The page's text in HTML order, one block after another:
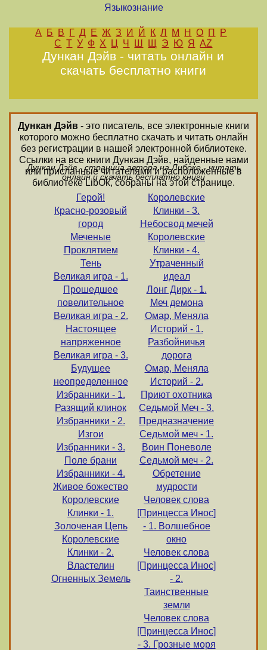
Языкознание
А Б В Г Д Е Ж З И Й К Л М Н О П
Р
С Т У Ф Х Ц Ч Ш Щ Э Ю Я AZ
Дункан Дэйв - читать онлайн и
скачать бесплатно книги
Дункан Дэйв - это писатель, все электронные книги
которого можно бесплатно скачать и читать онлайн
без регистрации в нашей электронной библиотеке.
Ссылки на все книги Дункан Дэйв, найденные нами
или присланные читателями и расположенные в
библиотеке LibOk, собраны на этой странице.
Дункан Дэйв - страница автора на Либоке - читать
онлайн и скачать бесплатно книги
Герой!
Красно-розовый
город
Меченые
Проклятием
Тень
Великая игра - 1.
Прошедшее
повелительное
Великая игра - 2.
Настоящее
напряженное
Великая игра - 3.
Будущее
неопределенное
Избранники - 1.
Разящий клинок
Избранники - 2.
Изгои
Избранники - 3.
Поле брани
Избранники - 4.
Живое божество
Королевские
Клинки - 1.
Золоченая Цепь
Королевские
Клинки - 2.
Властелин
Огненных Земель
Королевские
Клинки - 3.
Небосвод мечей
Королевские
Клинки - 4.
Утраченный
идеал
Лонг Дирк - 1.
Меч демона
Омар, Меняла
Историй - 1.
Разбойничья
дорога
Омар, Меняла
Историй - 2.
Приют охотника
Седьмой Меч - 3.
Предназначение
Седьмой меч - 1.
Воин Поневоле
Седьмой меч - 2.
Обретение
мудрости
Человек слова
[Принцесса Инос]
- 1. Волшебное
окно
Человек слова
[Принцесса Инос]
- 2.
Таинственные
земли
Человек слова
[Принцесса Инос]
- 3. Грозные моря